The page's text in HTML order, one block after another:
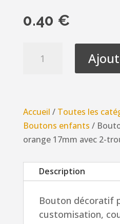
0.40 €
à
pois
orange
17mm
avec
trous
Accueil / Toutes les
Boutons enfants /
orange 17mm avec 2-
Description
Bouton décoratif
customisation,